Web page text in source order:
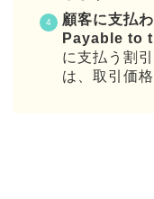
顧客に支払
Payable to
に支払う割
は、取引価